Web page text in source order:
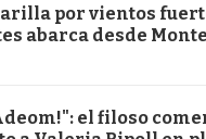
por vientos
abarca desde
el filoso